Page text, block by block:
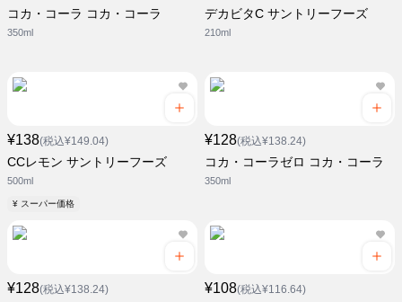
コカ・コーラ コカ・コーラ
350ml
デカビタC サントリーフーズ
210ml
¥138(税込¥149.04)
CCレモン サントリーフーズ
500ml
¥ スーパー価格
¥128(税込¥138.24)
コカ・コーラゼロ コカ・コーラ
350ml
¥128(税込¥138.24) ¥108(税込¥116.64)